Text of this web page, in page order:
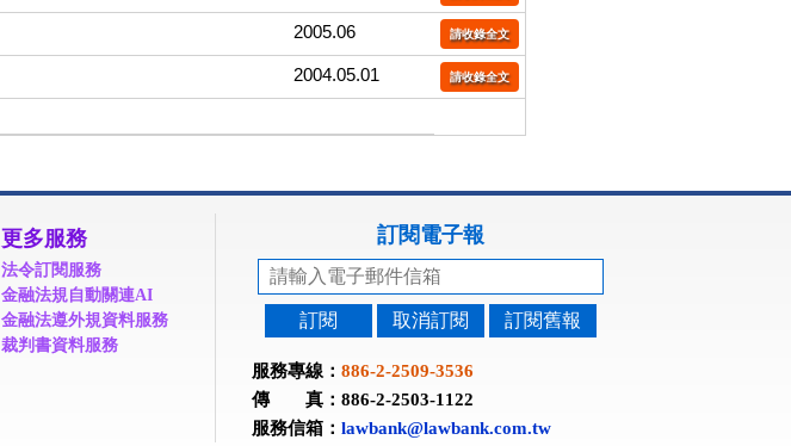
2005.06 請收錄全文
2004.05.01 請收錄全文
更多服務
法令訂閱服務
金融法規自動關連AI
金融法遵外規資料服務
裁判書資料服務
訂閱電子報
訂閱 取消訂閱 訂閱舊報
服務專線： 886-2-2509-3536
傳 真：886-2-2503-1122
服務信箱： lawbank@lawbank.com.tw